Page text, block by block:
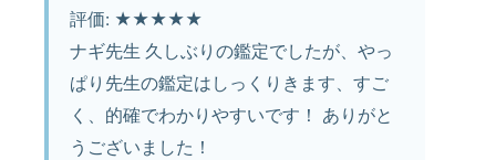
評価: ★★★★★
ナギ先生 久しぶりの鑑定でしたが、やっ
ぱり先生の鑑定はしっくりきます、すご
く、的確でわかりやすいです！ ありがと
うございました！